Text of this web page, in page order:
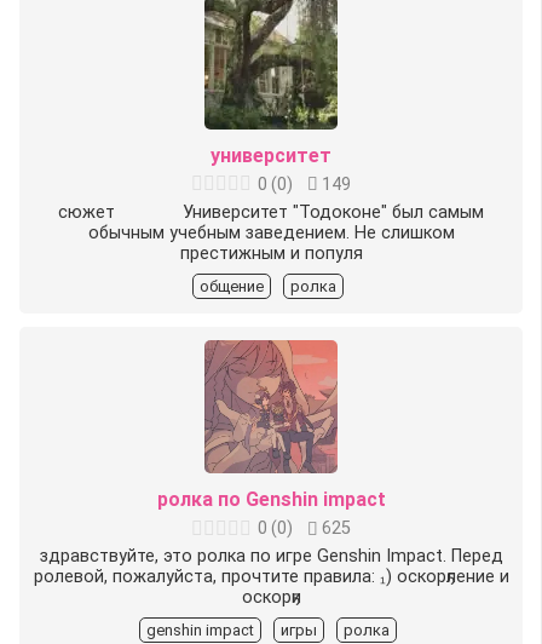
университет
0 (0)
149
︎сюжет︎ Университет "Тодоконе" был самым
обычным учебным заведением. Не слишком
престижным и популя
общение ролка
ролка по Genshin impact
0 (0)
625
здравствуйте, это ролка по игре Genshin Impact. Перед
ролевой, пожалуйста, прочтите правила: ₁) оскорҕление и
оскорҕи
genshin impact игры ролка